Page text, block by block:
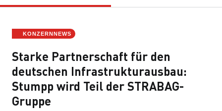
KONZERNNEWS
Starke Partnerschaft für den
deutschen Infrastrukturausbau:
Stumpp wird Teil der STRABAG-
Gruppe